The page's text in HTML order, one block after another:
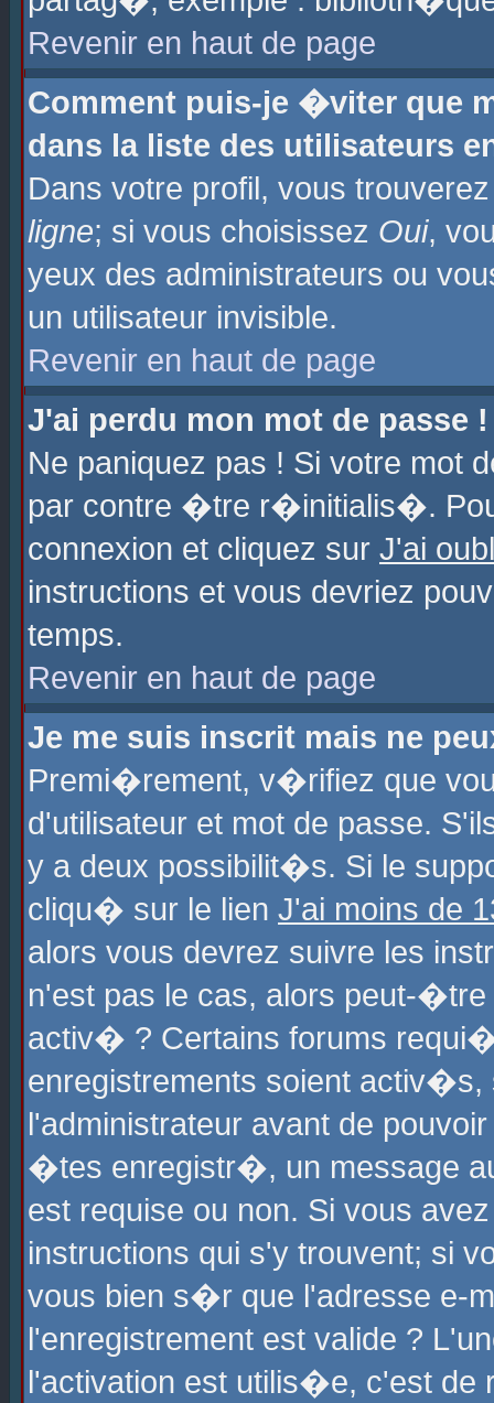
Revenir en haut de page
Comment puis-je �viter que
dans la liste des utilisateurs
Dans votre profil, vous
ligne; si vous choisissez Oui,
yeux des administrateurs ou
un utilisateur invisible.
Revenir en haut de page
J'ai perdu mon mot de passe !
Ne paniquez pas ! Si votre
par contre �tre r�initialis�.
connexion et cliquez sur J'ai
instructions et vous devriez
temps.
Revenir en haut de page
Je me suis inscrit mais ne
Premi�rement, v�rifiez que
d'utilisateur et mot de passe.
y a deux possibilit�s. Si le
cliqu� sur le lien J'ai moins de
alors vous devrez suivre les
n'est pas le cas, alors peut-
activ� ? Certains forums
enregistrements soient
l'administrateur avant de
�tes enregistr�, un message
est requise ou non. Si vous
instructions qui s'y trouvent; si
vous bien s�r que l'adresse e-
l'enregistrement est valide ?
l'activation est utilis�e, c'est